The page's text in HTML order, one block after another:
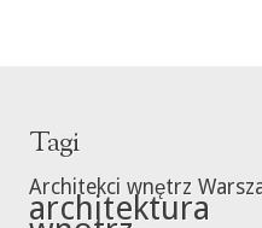
Tagi
Architekci wnętrz
architektura